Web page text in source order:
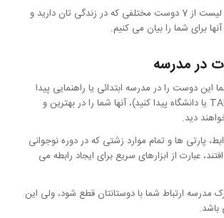
در این مقاله ما یک لیست از 7 دوست مختلفی که در زندگی تان دارید و
برای شما را بیان می کنیم.
در مدرسه
دوست را در مدرسه ابتدائی یا راهنمایی پیدا
کنید (یا حتی در TAFE یا دانشگاه پیدا کنید)، آنها شما را در بهترین و
دید.
پارتی ها و تمام موارد زشتی که در دوره نوجوانی
عبارت از ابزارهای سریع برای ایجاد رابطه می
مدرسه ارتباط شما با دوستانتان قطع شود، ولی این
باشد.